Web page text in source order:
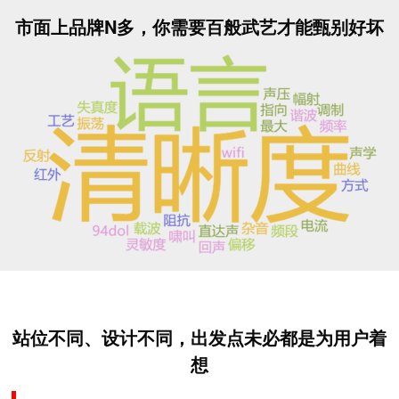
市面上品牌N多，你需要百般武艺才能甄别好坏
站位不同、设计不同，出发点未必都是为用户着
想